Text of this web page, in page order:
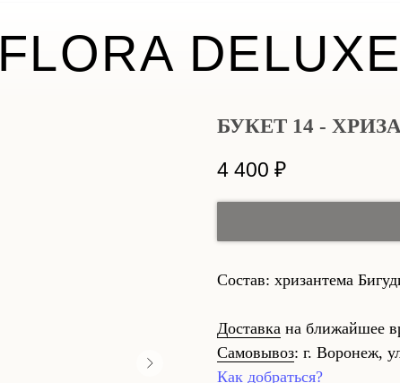
FLORA
БУКЕТ 14 -
4 400 ₽
Состав: хризантема
Доставка на ближайшее
Самовывоз: г. Воронеж,
Как добраться?